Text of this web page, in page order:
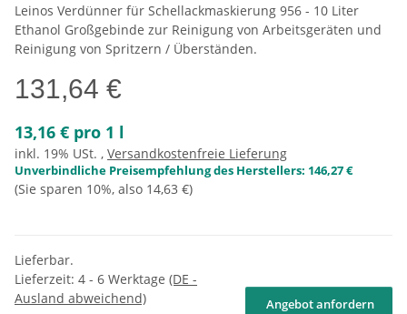
Leinos Verdünner für Schellackmaskierung 956 - 10 Liter
Ethanol Großgebinde zur Reinigung von Arbeitsgeräten und
Reinigung von Spritzern / Überständen.
131,64 €
13,16 € pro 1 l
inkl. 19% USt. , Versandkostenfreie Lieferung
Unverbindliche Preisempfehlung des Herstellers: 146,27 €
(Sie sparen 10%, also 14,63 €)
Lieferbar.
Lieferzeit: 4 - 6 Werktage (DE -
Ausland abweichend)
Angebot anfordern